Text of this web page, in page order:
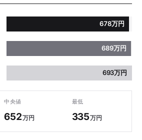
678万円
689万円
693万円
中央値
652万円
最低
335万円